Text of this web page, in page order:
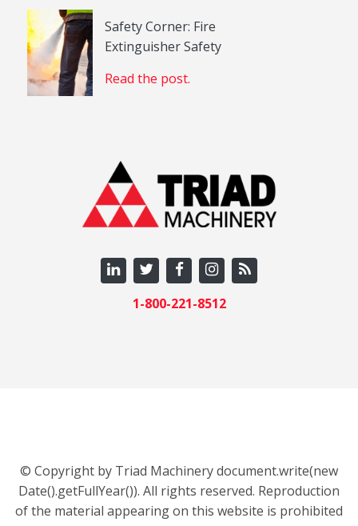
1-800-221-8512
Safety Corner: Fire
Extinguisher Safety
Read the post.
© Copyright by Triad Machinery document.write(new
Date().getFullYear()). All rights reserved. Reproduction
of the material appearing on this website is prohibited